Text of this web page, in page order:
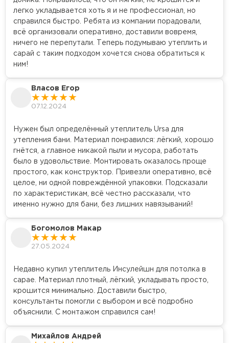
легко укладывается хоть я и не профессионал, но
справился быстро. Ребята из компании порадовали,
всё организовали оперативно, доставили вовремя,
ничего не перепутали. Теперь подумываю утеплить и
сарай с таким подходом хочется снова обратиться к
ним!
Власов Егор
07.12.2024
Нужен был определённый утеплитель Ursa для
утепления бани. Материал понравился: лёгкий, хорошо
гнётся, а главное никакой пыли и мусора, работать
было в удовольствие. Монтировать оказалось проще
простого, как конструктор. Привезли оперативно, всё
целое, ни одной повреждённой упаковки. Подсказали
по характеристикам, всё честно рассказали, что
именно нужно для бани, без лишних навязываний!
Богомолов Макар
27.05.2024
Недавно купил утеплитель Инсулейшн для потолка в
сарае. Материал плотный, лёгкий, укладывать просто,
крошится минимально. Доставили быстро,
консультанты помогли с выбором и всё подробно
объяснили. С монтажом справился сам!
Михайлов Андрей
Утеплитель Xotpipe
ПЕРЕЙТИ
Утеплитель Эковер
Утеплитель Тимплэкс
ПЕРЕЙТИ
Утеплитель Изовол
ПЕРЕЙТИ
Утеплитель Basfiber
Утеплитель Термит
ПЕРЕЙТИ
Утеплитель Белтеп
Утеплитель Тизол
Утеплитель Термит
Утеплитель Isotec
Утеплитель Ruspanel
Утеплитель Брит
Утеплитель Basfiber
Утеплитель Xotpipe
Утеплитель Тимплэкс